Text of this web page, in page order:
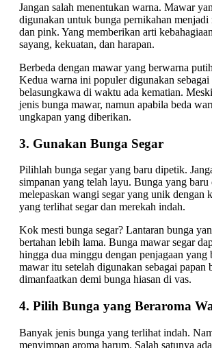
Jangan salah menentukan warna. Mawar
digunakan untuk bunga pernikahan menjadi
dan pink. Yang memberikan arti
sayang, kekuatan, dan harapan.
Berbeda dengan mawar yang berwarna
Kedua warna ini populer digunakan sebagai
belasungkawa di waktu ada kematian.
jenis bunga mawar, namun apabila beda
ungkapan yang diberikan.
3. Gunakan Bunga Segar
Pilihlah bunga segar yang baru dipetik.
simpanan yang telah layu. Bunga yang
melepaskan wangi segar yang unik dengan
yang terlihat segar dan merekah indah.
Kok mesti bunga segar? Lantaran bunga
bertahan lebih lama. Bunga mawar segar
hingga dua minggu dengan penjagaan yang
mawar itu setelah digunakan sebagai papan
dimanfaatkan demi bunga hiasan di vas.
4. Pilih Bunga yang Beraroma
Banyak jenis bunga yang terlihat indah.
menyimpan aroma harum. Salah satunya